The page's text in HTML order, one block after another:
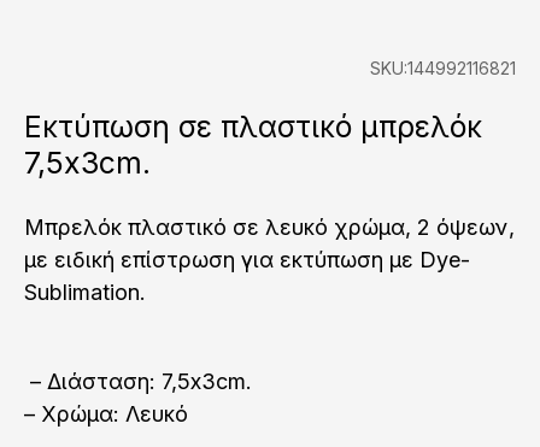
SKU:144992116821
Εκτύπωση σε πλαστικό μπρελόκ
7,5x3cm.
Μπρελόκ πλαστικό σε λευκό χρώμα, 2 όψεων,
με ειδική επίστρωση για εκτύπωση με Dye-
Sublimation.
– Διάσταση: 7,5x3cm.
– Χρώμα: Λευκό